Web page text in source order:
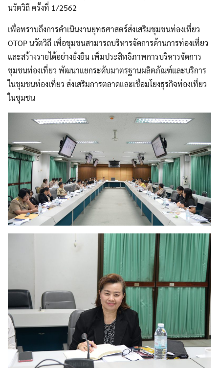
นวัตวิถี ครั้งที่ 1/2562
เพื่อทราบถึงการดำเนินงานยุทธศาสตร์ส่งเสริมชุมชนท่องเที่ยว
OTOP นวัตวิถี เพื่อชุมชนสามารถบริหารจัดการด้านการท่องเที่ยว
และสร้างรายได้อย่างยั่งยืน เพิ่มประสิทธิภาพการบริหารจัดการ
ชุมชนท่องเที่ยว พัฒนาแยกระดับมาตรฐานผลิตภัณฑ์และบริการ
ในชุมชนท่องเที่ยว ส่งเสริมการตลาดและเชื่อมโยงธุรกิจท่องเที่ยว
ในชุมชน